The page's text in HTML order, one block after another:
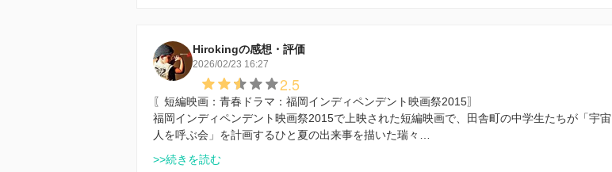
Hirokingの感想・評価
2026/02/23 16:27
2.5
〖短編映画：青春ドラマ：福岡インディペンデント映画祭2015〗
福岡インディペンデント映画祭2015で上映された短編映画で、田舎町の中学生たちが「宇宙
人を呼ぶ会」を計画するひと夏の出来事を描いた瑞々…
>>続きを読む